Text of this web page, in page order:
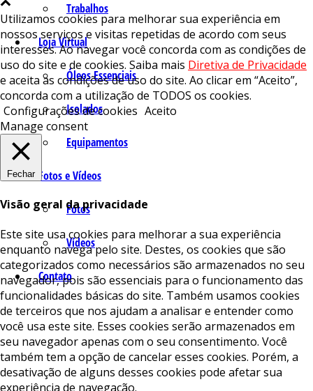
Trabalhos
Loja Virtual
Óleos Essenciais
Isolados
Equipamentos
Fotos e Vídeos
Fotos
Vídeos
Contato
Utilizamos cookies para melhorar sua experiência em
nossos serviços e visitas repetidas de acordo com seus
interesses. Ao navegar você concorda com as condições de
uso do site e de cookies. Saiba mais Diretiva de Privacidade
e aceita as condições de uso do site. Ao clicar em “Aceito”,
concorda com a utilização de TODOS os cookies.
Configurações de cookies Aceito
Manage consent
Fechar
Visão geral da privacidade
Este site usa cookies para melhorar a sua experiência
enquanto navega pelo site. Destes, os cookies que são
categorizados como necessários são armazenados no seu
navegador, pois são essenciais para o funcionamento das
funcionalidades básicas do site. Também usamos cookies
de terceiros que nos ajudam a analisar e entender como
você usa este site. Esses cookies serão armazenados em
seu navegador apenas com o seu consentimento. Você
também tem a opção de cancelar esses cookies. Porém, a
desativação de alguns desses cookies pode afetar sua
experiência de navegação.